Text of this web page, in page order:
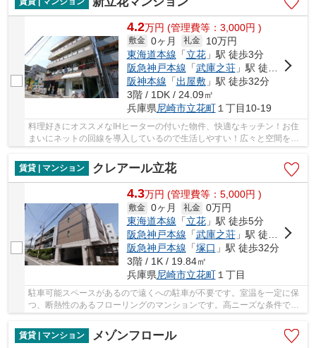
4.2万円 (管理費等：3,000円 )
敷金 0ヶ月 礼金
10万円
東海道本線 「立花」駅 徒歩3分
阪急神戸本線 「武庫之荘」駅 徒歩27分
阪神本線 「出屋敷」駅 徒歩32分
3階 / 1DK / 24.09㎡
兵庫県尼崎市立花町１丁目10-19
料理好きにオススメなIHヒーターの付いた物件、快適なキッチン！お住
まいにネットの回線を導入しているので生活しやすい！広々と空間を使
える鉄骨造はいかがですか！室温を一定に保つ...
賃貸 | マンション
クレアール立花
4.3万円 (管理費等：5,000円 )
敷金 0ヶ月 礼金 0万円
東海道本線 「立花」駅 徒歩5分
阪急神戸本線 「武庫之荘」駅 徒歩25分
阪急神戸本線 「塚口 」駅 徒歩32分
3階 / 1K / 19.84㎡
兵庫県尼崎市立花町１丁目
駐車可能スペースがあるので遠くへの駐車が不要です。室温を一定に保
つ、断熱性のあるフローリングのマンションです。高ニーズな条件であ
賃貸 | マンション
メゾンフロール